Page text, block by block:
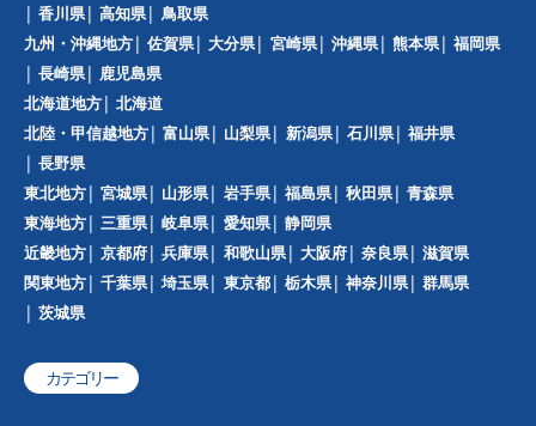
香川県
高知県
鳥取県
九州・沖縄地方
佐賀県 大分県 宮崎県 沖縄県 熊本県
福岡県
長崎県
鹿児島県
北海道地方
北海道
北陸・甲信越地方
富山県 山梨県 新潟県 石川県
福井県
長野県
東北地方
宮城県 山形県 岩手県 福島県 秋田県
青森県
東海地方
三重県 岐阜県 愛知県
静岡県
近畿地方
京都府 兵庫県 和歌山県 大阪府 奈良県
滋賀県
関東地方
千葉県 埼玉県 東京都 栃木県 神奈川県
群馬県
茨城県
カテゴリー